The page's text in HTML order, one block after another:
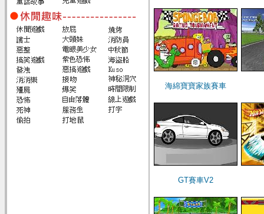
海綿寶寶家族賽車
GT賽車V2